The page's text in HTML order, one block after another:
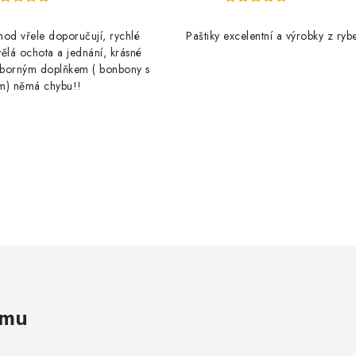
vřele doporučují, rychlé
ochota a jednání, krásné
doplňkem ( bonbony s
němá chybu!!
Paštiky excelentní a výrobky z